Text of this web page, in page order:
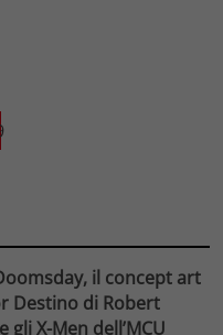
il concept art
Destino di Robert
gli X-Men dell’MCU